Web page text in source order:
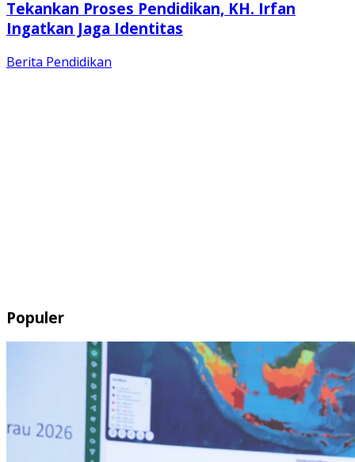
Tekankan Proses Pendidikan, KH. Irfan
Ingatkan Jaga Identitas
Berita Pendidikan
Populer